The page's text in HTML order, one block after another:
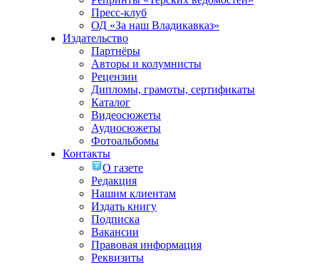
Пресс-клуб
ОД «За наш Владикавказ»
Издательство
Партнёры
Авторы и колумнисты
Рецензии
Дипломы, грамоты, сертификаты
Каталог
Видеосюжеты
Аудиосюжеты
Фотоальбомы
Контакты
О газете
Редакция
Нашим клиентам
Издать книгу
Подписка
Вакансии
Правовая информация
Реквизиты